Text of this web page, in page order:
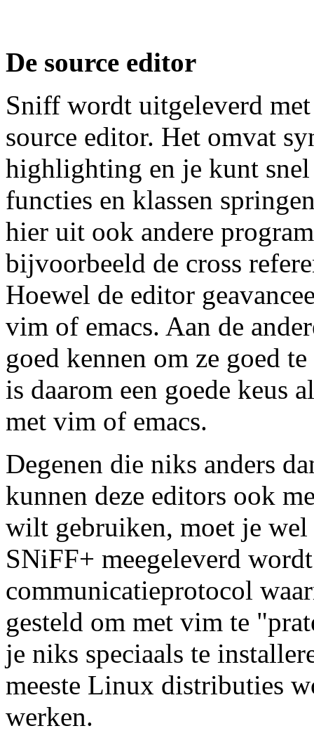
De source editor
Sniff wordt uitgeleverd met
source editor. Het omvat
highlighting en je kunt
functies en klassen
hier uit ook andere
bijvoorbeeld de cross
Hoewel de editor
vim of emacs. Aan de
goed kennen om ze goed
is daarom een goede keus
met vim of emacs.
Degenen die niks anders
kunnen deze editors ook
wilt gebruiken, moet je
SNiFF+ meegeleverd
communicatieprotocol
gesteld om met vim te
je niks speciaals te
meeste Linux distributies
werken.